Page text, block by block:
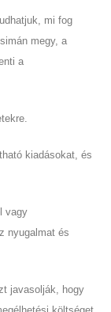
mi fog
megy, a
a
kiadásokat, és
vagy
nyugalmat és
javasolják, hogy